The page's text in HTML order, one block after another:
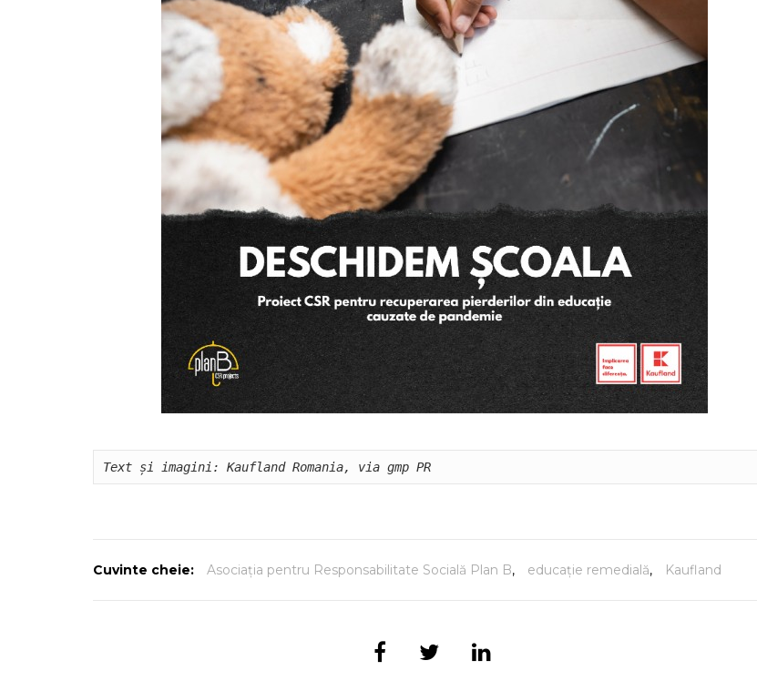
Text și imagini: Kaufland Romania, via gmp PR
Cuvinte cheie: Asociația pentru Responsabilitate Socială Plan B, educaţie remedială, Kaufland